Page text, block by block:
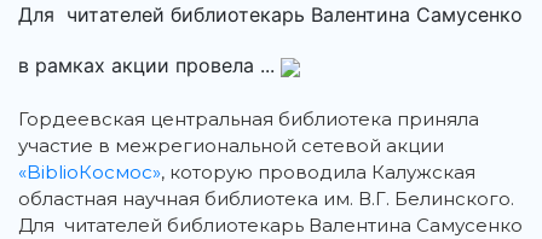
Для читателей библиотекарь Валентина Самусенко
в рамках акции провела ...
Гордеевская центральная библиотека приняла
участие в межрегиональной сетевой акции
«BiblioКосмос», которую проводила Калужская
областная научная библиотека им. В.Г. Белинского.
Для читателей библиотекарь Валентина Самусенко